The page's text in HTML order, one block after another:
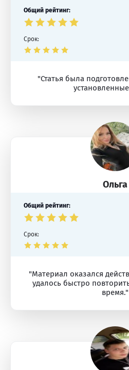
Общий рейтинг:
Срок:
"Статья была
Ольга
Общий рейтинг:
Срок:
"Материал оказался
удалось быстро
время."